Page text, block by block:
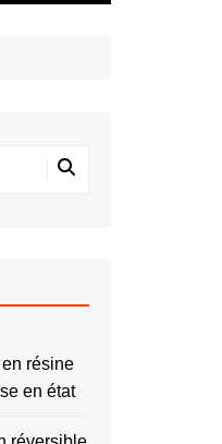
résine
en état